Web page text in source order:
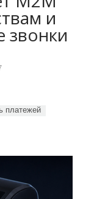
и
звонки
платежей